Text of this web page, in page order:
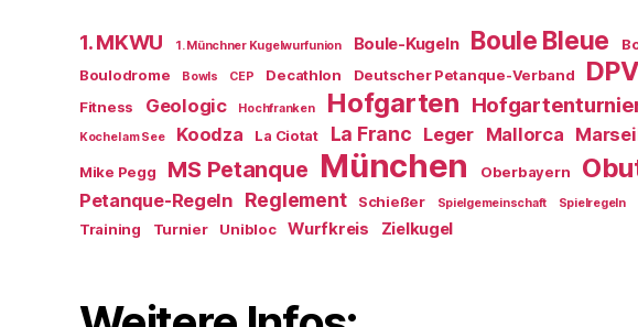
1. MKWU 1. Münchner Kugelwurfunion Boule-Kugeln Boule Bleue
Boulodrome Bowls CEP Decathlon Deutscher Petanque-Verband DPV
Fitness Geologic Hochfranken Hofgarten
Kochel am See Koodza La Ciotat La Franc Leger Mallorca
Mike Pegg MS Petanque München Oberbayern
Petanque-Regeln Reglement Schießer Spielgemeinschaft Spielregeln
Training
Turnier Unibloc Wurfkreis Zielkugel